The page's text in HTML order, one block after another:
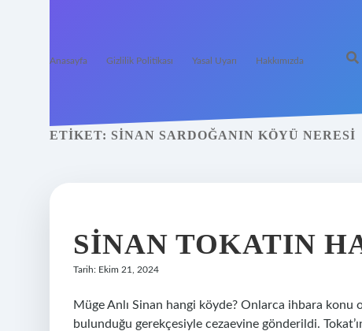
Anasayfa Gizlilik Politikası Yasal Uyarı Hakkımızda
ETIKET: SINAN SARDOĞANIN KÖYÜ NERESI
SINAN TOKATIN
Tarih: Ekim 21, 2024
Müge Anlı Sinan hangi köyde? Onlarca ihbara
bulunduğu gerekçesiyle cezaevine gönderildi.